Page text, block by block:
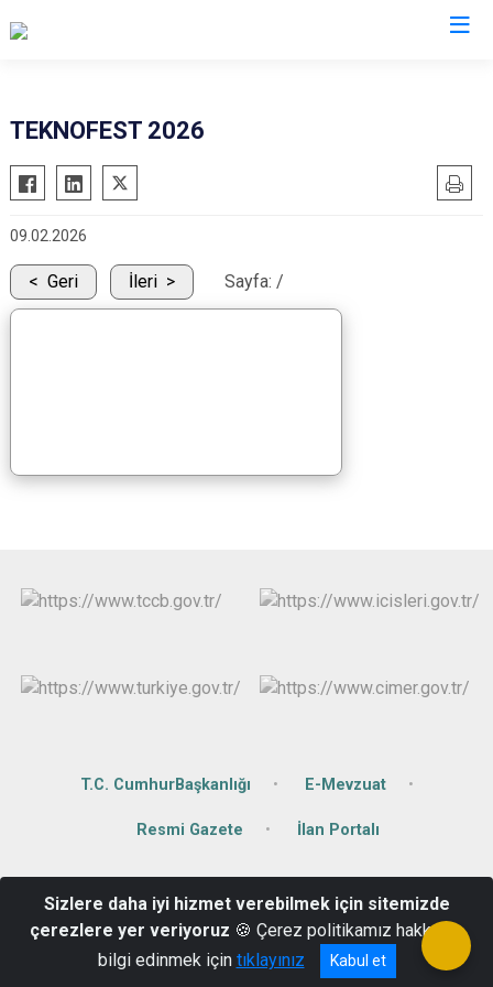
Araban
İslahiye
Karkamış
Nizip
Nurdağı
TEKNOFEST 2026
09.02.2026
Geri İleri Sayfa: /
T.C. CumhurBaşkanlığı E-Mevzuat
Resmi Gazete İlan Portalı
Şehitkamil/Gaziantep
Tlf: 0342 325 25 95 Faks:0342 325 25 94
Sizlere daha iyi hizmet verebilmek için sitemizde
çerezlere yer veriyoruz 🍪 Çerez politikamız hakkında
bilgi edinmek için tıklayınız Kabul et